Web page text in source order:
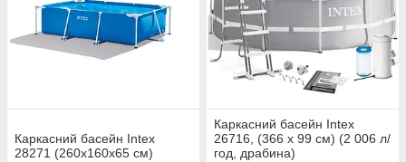
Каркасний басейн Intex
28271 (260х160х65 см)
Каркасний басейн Intex
26716, (366 x 99 см) (2 006 л/
год, драбина)